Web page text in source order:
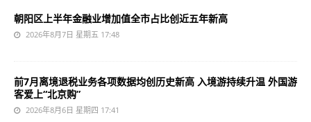
朝阳区上半年金融业增加值全市占比创近五年新高
2026年8月7日 星期五 17:48
前7月离境退税业务各项数据均创历史新高 入境游持续升温 外国游
客爱上“北京购”
2026年8月6日 星期四 17:41